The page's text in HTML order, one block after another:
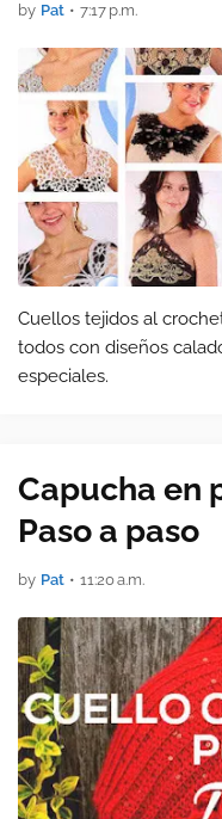
by Pat • 7:17 p.m.
Cuellos tejidos al
todos con diseños
especiales.
Capucha en
Paso a paso
by Pat • 11:20 a.m.